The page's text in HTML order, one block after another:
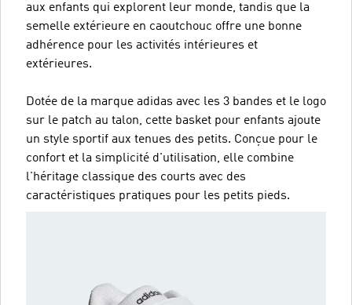
aux enfants qui explorent leur monde, tandis que la
semelle extérieure en caoutchouc offre une bonne
adhérence pour les activités intérieures et
extérieures.
Dotée de la marque adidas avec les 3 bandes et le logo
sur le patch au talon, cette basket pour enfants ajoute
un style sportif aux tenues des petits. Conçue pour le
confort et la simplicité d'utilisation, elle combine
l'héritage classique des courts avec des
caractéristiques pratiques pour les petits pieds.